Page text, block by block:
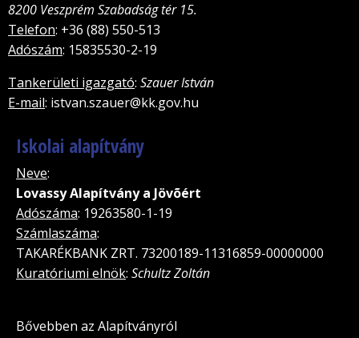
8200 Veszprém Szabadság tér 15.
Telefon: +36 (88) 550-513
Adószám: 15835530-2-19
Tankerületi igazgató: Szauer István
E-mail: istvan.szauer@kk.gov.hu
Iskolai alapítvány
Neve:
Lovassy Alapítvány a Jövõért
Adószáma: 19263580-1-19
Számlaszáma:
TAKARÉKBANK ZRT. 73200189-11316859-00000000
Kuratóriumi elnök: Schultz Zoltán
Bővebben az Alapítványról